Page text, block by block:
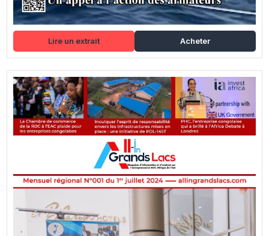
Lire un extrait Acheter